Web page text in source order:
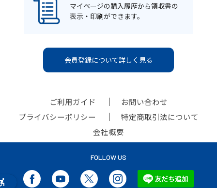
マイページの購入履歴から領収書の
表示・印刷ができます。
会員登録について詳しく見る
ご利用ガイド
お問い合わせ
プライバシーポリシー
特定商取引法について
会社概要
FOLLOW US